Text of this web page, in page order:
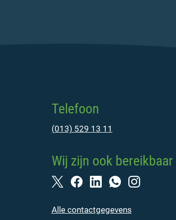
Telefoon
(013) 529 13 11
Wij zijn ook bereikbaar
Alle contactgegevens